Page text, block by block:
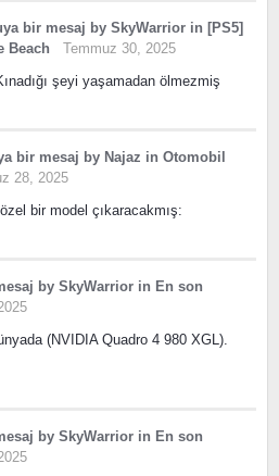
bir mesaj by SkyWarrior in [PS5]
Beach
Temmuz 30, 2025
şeyi yaşamadan ölmezmiş
bir mesaj by Najaz in Otomobil
28, 2025
bir model çıkaracakmış:
by SkyWarrior in En son
(NVIDIA Quadro 4 980 XGL).
by SkyWarrior in En son